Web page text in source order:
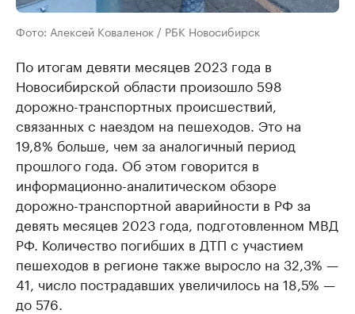
Фото: Алексей Коваленок / РБК Новосибирск
По итогам девяти месяцев 2023 года в
Новосибирской области произошло 598
дорожно-транспортных происшествий,
связанных с наездом на пешеходов. Это на
19,8% больше, чем за аналогичный период
прошлого года. Об этом говорится в
информационно-аналитическом обзоре
дорожно-транспортной аварийности в РФ за
девять месяцев 2023 года, подготовленном МВД
РФ. Количество погибших в ДТП с участием
пешеходов в регионе также выросло на 32,3% —
41, число пострадавших увеличилось на 18,5% —
до 576.